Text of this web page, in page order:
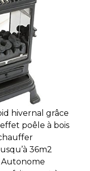
hivernal grâce
poêle à bois
36m2
Autonome